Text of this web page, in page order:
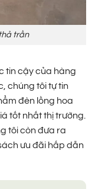
trần
tin cậy của hàng
chúng tôi tự tin
đèn lồng hoa
tốt nhất thị trường.
tôi còn đưa ra
ưu đãi hấp dẫn